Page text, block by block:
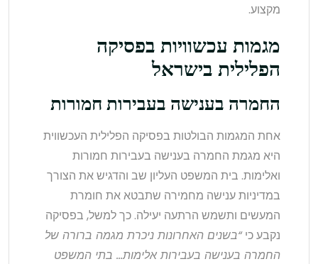
מקצוע.
מגמות עכשוויות בפסיקה
הפלילית בישראל
החמרה בענישה בעבירות חמורות
אחת המגמות הבולטות בפסיקה הפלילית העכשווית
היא מגמת החמרה בענישה בעבירות חמורות
ואלימות. בית המשפט העליון שב והדגיש את הצורך
במדיניות ענישה מחמירה שתבטא את חומרת
המעשים ותשמש הרתעה יעילה. כך למשל, בפסיקה
נקבע כי“בשנים האחרונות ניכרת מגמה ברורה של
החמרה בענישה בעבירות אלימות… בתי המשפט